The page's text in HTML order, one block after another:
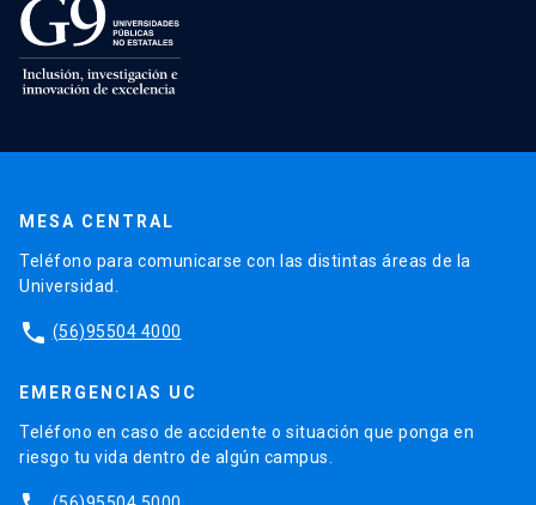
MESA CENTRAL
Teléfono para comunicarse con las distintas áreas de la
Universidad.
phone (56)95504 4000
EMERGENCIAS UC
Teléfono en caso de accidente o situación que ponga en
riesgo tu vida dentro de algún campus.